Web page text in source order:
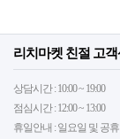
리치마켓 친절 고객
상담시간 : 10:00 ~ 19:00
점심시간 : 12:00 ~ 13:00
휴일안내 : 일요일 및 공